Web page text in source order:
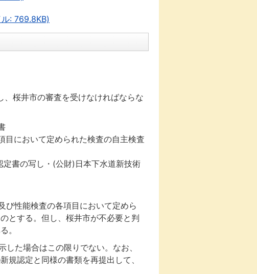
: 769.8KB)
、桜井市の審査を受けなければならな
目において定められた検査の自主検査
書の写し・(公財)日本下水道新技術
び性能検査の各項目において定めら
とする。但し、桜井市が不必要と判
。
た場合はこの限りでない。なお、
規認定と同様の書類を再提出して、